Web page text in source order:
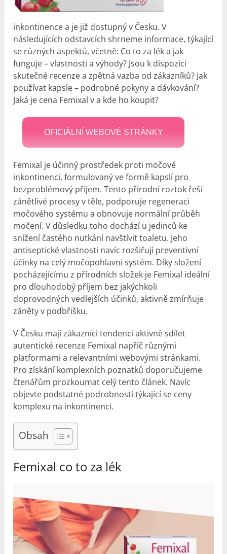
inkontinence a je již dostupný v Česku. V
následujících odstavcích shrneme informace, týkající
se různých aspektů, včetně: Co to za lék a jak
funguje – vlastnosti a výhody? Jsou k dispozici
skutečné recenze a zpětná vazba od zákazníků? Jak
používat kapsle – podrobné pokyny a dávkování?
Jaká je cena Femixal v a kde ho koupit?
OFICIÁLNÍ WEBOVÉ STRÁNKY
Femixal je účinný prostředek proti močové
inkontinenci, formulovaný ve formě kapslí pro
bezproblémový příjem. Tento přírodní roztok řeší
zánětlivé procesy v těle, podporuje regeneraci
močového systému a obnovuje normální průběh
močení. V důsledku toho dochází u jedinců ke
snížení častého nutkání navštívit toaletu. Jeho
antiseptické vlastnosti navíc rozšiřují preventivní
účinky na celý močopohlavní systém. Díky složení
pocházejícímu z přírodních složek je Femixal ideální
pro dlouhodobý příjem bez jakýchkoli
doprovodných vedlejších účinků, aktivně zmírňuje
záněty v podbřišku.
V Česku mají zákazníci tendenci aktivně sdílet
autentické recenze Femixal napříč různými
platformami a relevantními webovými stránkami.
Pro získání komplexních poznatků doporučujeme
čtenářům prozkoumat celý tento článek. Navíc
objevte podstatné podrobnosti týkající se ceny
komplexu na inkontinenci.
Obsah
Femixal co to za lék